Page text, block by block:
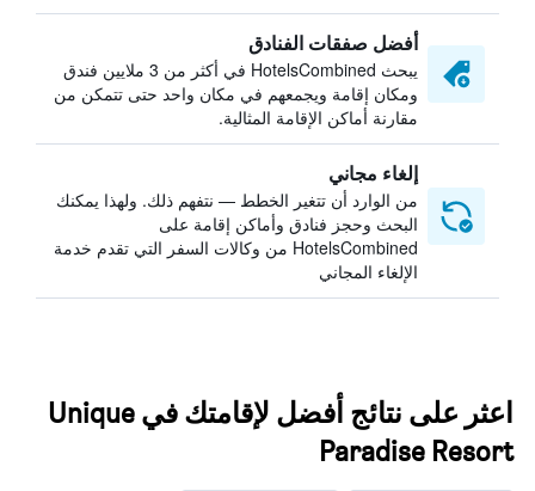
أفضل صفقات الفنادق
يبحث HotelsCombined في أكثر من 3 ملايين فندق
ومكان إقامة ويجمعهم في مكان واحد حتى تتمكن من
مقارنة أماكن الإقامة المثالية.
إلغاء مجاني
من الوارد أن تتغير الخطط — نتفهم ذلك. ولهذا يمكنك
البحث وحجز فنادق وأماكن إقامة على
HotelsCombined من وكالات السفر التي تقدم خدمة
الإلغاء المجاني
اعثر على نتائج أفضل لإقامتك في Unique
Paradise Resort